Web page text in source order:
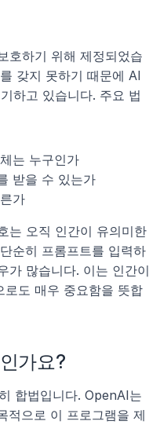
호하기 위해 제정되었습
갖지 못하기 때문에 AI
하고 있습니다. 주요 법
는 누구인가
받을 수 있는가
가
는 오직 인간이 유의미한
순히 프롬프트를 입력하
가 많습니다. 이는 인간이
로도 매우 중요함을 뜻합
가요?
합법입니다. OpenAI는
적으로 이 프로그램을 제